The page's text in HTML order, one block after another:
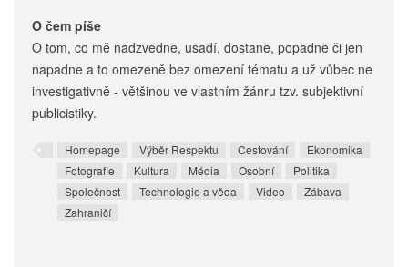
O čem píše
O tom, co mě nadzvedne, usadí, dostane, popadne či jen
napadne a to omezeně bez omezení tématu a už vůbec ne
investigativně - většinou ve vlastním žánru tzv. subjektivní
publicistiky.
Homepage Výběr Respektu Cestování
Ekonomika
Fotografie
Kultura Média Osobní
Politika
Společnost
Technologie a věda Video
Zábava
Zahraničí